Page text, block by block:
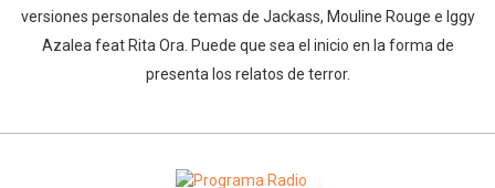
versiones personales de temas de Jackass, Mouline Rouge e Iggy
Azalea feat Rita Ora. Puede que sea el inicio en la forma de
presenta los relatos de terror.